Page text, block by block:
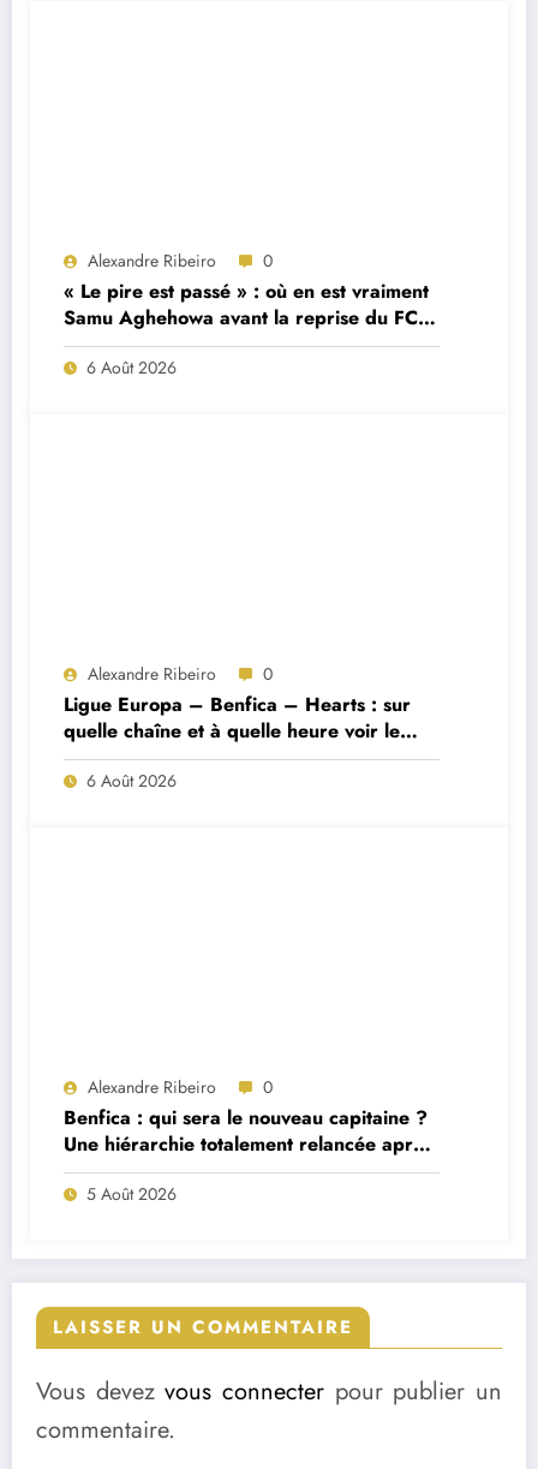
Alexandre Ribeiro 0
« Le pire est passé » : où en est vraiment
Samu Aghehowa avant la reprise du FC
Porto ?
6 Août 2026
Alexandre Ribeiro 0
Ligue Europa – Benfica – Hearts : sur
quelle chaîne et à quelle heure voir le
match ?
6 Août 2026
Alexandre Ribeiro 0
Benfica : qui sera le nouveau capitaine ?
Une hiérarchie totalement relancée après
deux départs majeurs
5 Août 2026
LAISSER UN COMMENTAIRE
Vous devezvous connecter pour publier un
commentaire.